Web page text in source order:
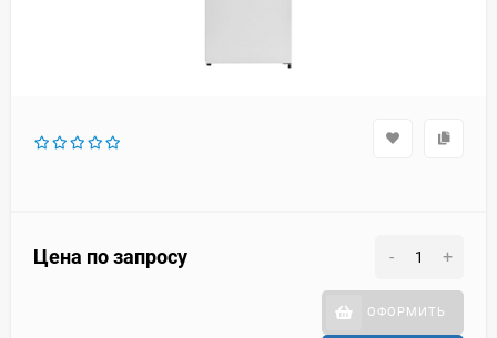
Цена по запросу - +
ОФОРМИТЬ